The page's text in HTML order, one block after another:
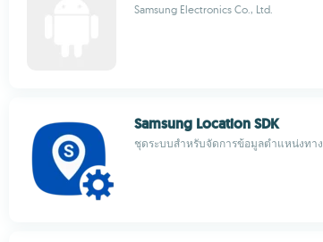
Samsung Electronics Co., Ltd.
Samsung Location SDK
ชุดระบบสำหรับจัดการข้อมูลตำแหน่งทา